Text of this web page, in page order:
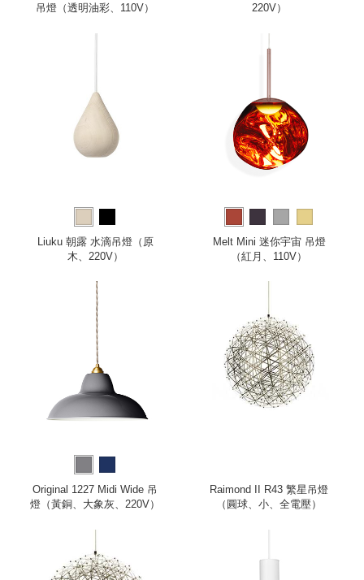
吊燈（透明油彩、110V）
220V）
Liuku 朝露 水滴吊燈（原
木、220V）
Melt Mini 迷你宇宙 吊燈
（紅月、110V）
Original 1227 Midi Wide 吊
燈（黃銅、大象灰、220V）
Raimond II R43 繁星吊燈
（圓球、小、全電壓）